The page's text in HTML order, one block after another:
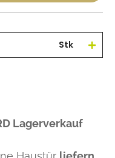
Stk
Lagerverkauf